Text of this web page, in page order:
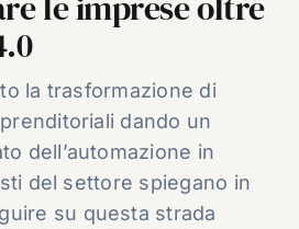
la trasformazione di
dando un
dell’automazione in
del settore spiegano in
su questa strada